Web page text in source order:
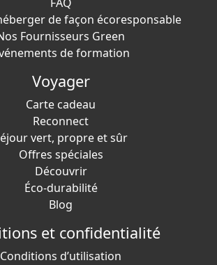
de façon écoresponsable
Fournisseurs Green
de formation
Voyager
Carte cadeau
Reconnect
vert, propre et sûr
Offres spéciales
Découvrir
Éco-durabilité
Blog
et confidentialité
Conditions d’utilisation